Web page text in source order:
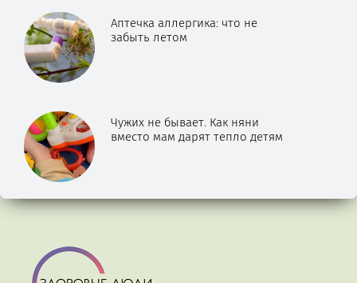
Аптечка аллергика: что не
забыть летом
Чужих не бывает. Как няни
вместо мам дарят тепло детям